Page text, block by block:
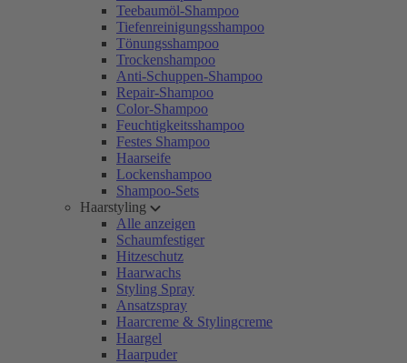
Teebaumöl-Shampoo
Tiefenreinigungsshampoo
Tönungsshampoo
Trockenshampoo
Anti-Schuppen-Shampoo
Repair-Shampoo
Color-Shampoo
Feuchtigkeitsshampoo
Festes Shampoo
Haarseife
Lockenshampoo
Shampoo-Sets
Haarstyling
Alle anzeigen
Schaumfestiger
Hitzeschutz
Haarwachs
Styling Spray
Ansatzspray
Haarcreme & Stylingcreme
Haargel
Haarpuder